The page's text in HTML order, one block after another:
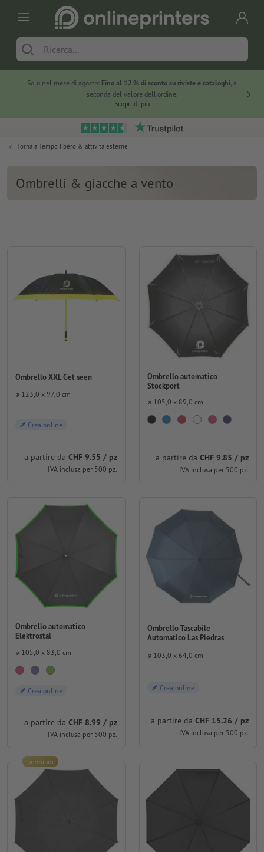
Solo nel mese di agosto: Fino al 12 % di sconto su riviste e cataloghi, a
seconda del valore dell'ordine.
Scopri di più
Torna a Tempo libero & attività esterne
Ombrelli & giacche a vento
Ombrello XXL Get seen
⌀ 123,0 x 97,0 cm
Crea online
a partire da CHF 9.55 / pz
IVA inclusa per 500 pz.
Ombrello automatico
Stockport
⌀ 105,0 x 89,0 cm
a partire da CHF 9.85 / pz
IVA inclusa per 500 pz.
Ombrello automatico
Elektrostal
⌀ 105,0 x 83,0 cm
Crea online
a partire da CHF 8.99 / pz
IVA inclusa per 500 pz.
Ombrello Tascabile
Automatico Las Piedras
⌀ 103,0 x 64,0 cm
Crea online
a partire da CHF 15.26 / pz
IVA inclusa per 500 pz.
premium